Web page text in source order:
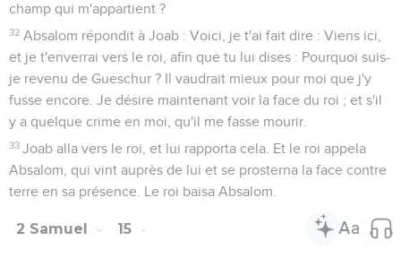
champ qui m'appartient ?
32 Absalom répondit à Joab : Voici, je t'ai fait dire : Viens ici,
et je t'enverrai vers le roi, afin que tu lui dises : Pourquoi suis-
je revenu de Gueschur ? Il vaudrait mieux pour moi que j'y
fusse encore. Je désire maintenant voir la face du roi ; et s'il
y a quelque crime en moi, qu'il me fasse mourir.
33 Joab alla vers le roi, et lui rapporta cela. Et le roi appela
Absalom, qui vint auprès de lui et se prosterna la face contre
terre en sa présence. Le roi baisa Absalom.
2 Samuel 15